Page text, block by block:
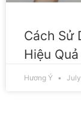
Cách Sử
Hiệu
Hương Ý